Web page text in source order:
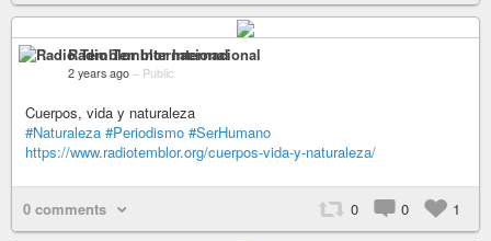
Radio Temblor Internacional
2 years ago – Public
Cuerpos, vida y naturaleza
#Naturaleza #Periodismo #SerHumano
https://www.radiotemblor.org/cuerpos-vida-y-naturaleza/
0 comments 0 0 1